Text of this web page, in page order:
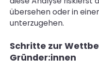
übersehen oder in
unterzugehen.
Schritte zur
Gründer:innen